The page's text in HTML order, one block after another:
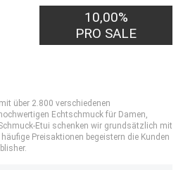
10,00%
PRO SALE
über 2.800 verschiedenen
Echtschmuck für Damen,
Etui schenken wir grundsätzlich mit
Preisaktionen begeistern die Kunden